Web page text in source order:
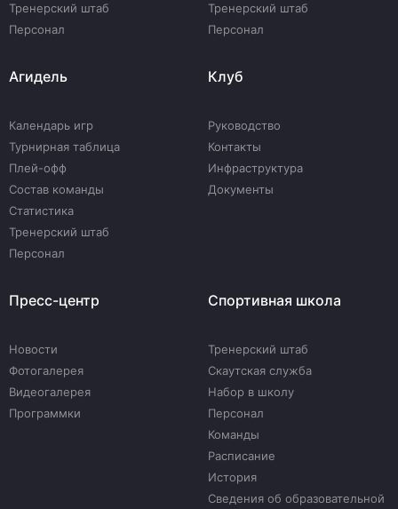
Тренерский штаб
Персонал
Тренерский штаб
Персонал
Агидель
Календарь игр
Турнирная таблица
Плей-офф
Состав команды
Статистика
Тренерский штаб
Персонал
Клуб
Руководство
Контакты
Инфраструктура
Документы
Пресс-центр
Новости
Фотогалерея
Видеогалерея
Программки
Спортивная школа
Тренерский штаб
Скаутская служба
Набор в школу
Персонал
Команды
Расписание
История
Сведения об образовательной